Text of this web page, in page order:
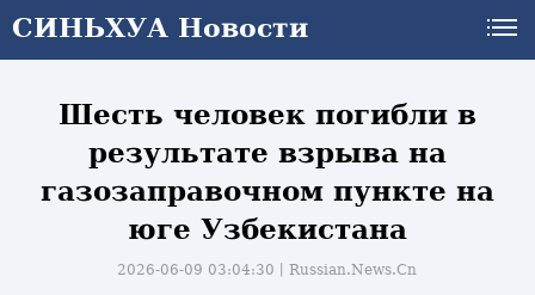
СИНЬХУА Новости
СИНЬХУА Новости
Шесть человек погибли в
результате взрыва на
газозаправочном пункте на
юге Узбекистана
2026-06-09 03:04:30丨Russian.News.Cn